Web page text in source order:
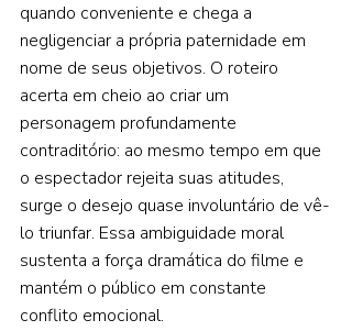
quando conveniente e chega a
negligenciar a própria paternidade em
nome de seus objetivos. O roteiro
acerta em cheio ao criar um
personagem profundamente
contraditório: ao mesmo tempo em que
o espectador rejeita suas atitudes,
surge o desejo quase involuntário de vê-
lo triunfar. Essa ambiguidade moral
sustenta a força dramática do filme e
mantém o público em constante
conflito emocional.